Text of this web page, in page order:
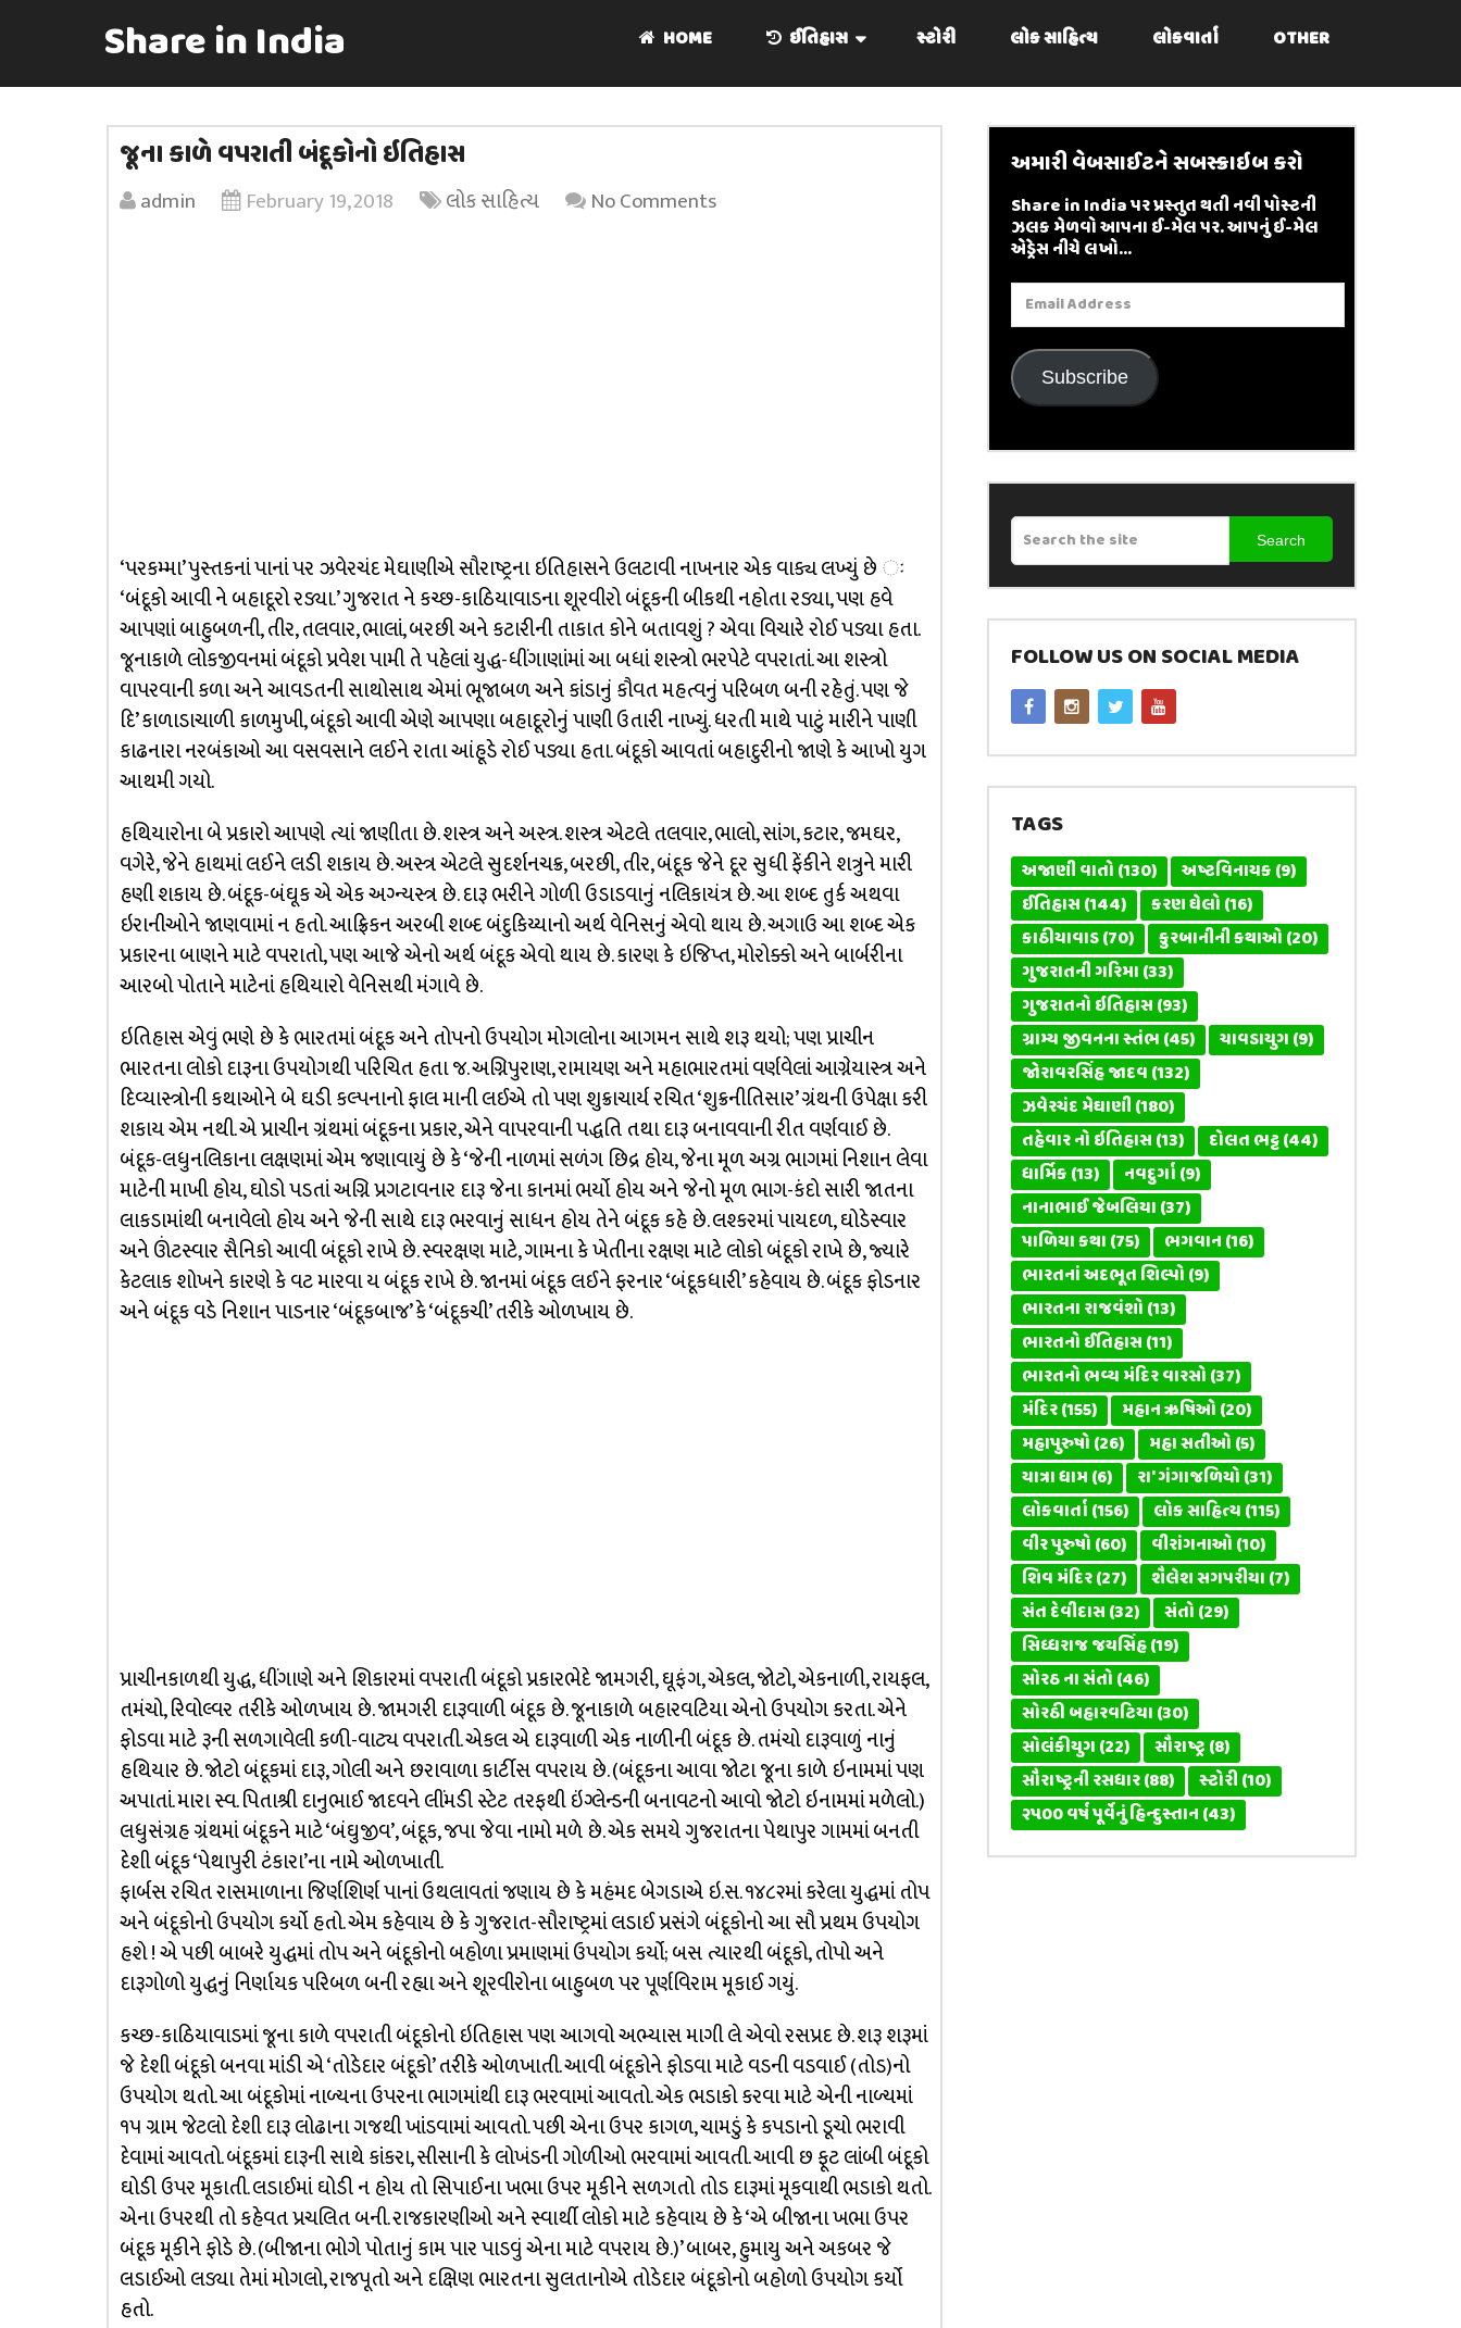
Share in India HOME ઈતિહાસ સ્ટોરી લોક સાહિત્ય લોકવાર્તા OTHER
જૂના કાળે વપરાતી બંદૂકોનો ઇતિહાસ
admin February 19, 2018 લોક સાહિત્ય No Comments
‘પરકમ્મા’ પુસ્તકનાં પાનાં પર ઝવેરચંદ મેઘાણીએ સૌરાષ્ટ્રના ઇતિહાસને ઉલટાવી નાખનાર એક વાક્ય લખ્યું છે ઃ
‘બંદૂકો આવી ને બહાદૂરો રડ્યા.’ ગુજરાત ને કચ્છ-કાઠિયાવાડના શૂરવીરો બંદૂકની બીકથી નહોતા રડ્યા, પણ હવે
આપણાં બાહુબળની, તીર, તલવાર, ભાલાં, બરછી અને કટારીની તાકાત કોને બતાવશું ? એવા વિચારે રોઈ પડ્યા હતા.
જૂનાકાળે લોકજીવનમાં બંદૂકો પ્રવેશ પામી તે પહેલાં યુદ્ધ-ધીંગાણાંમાં આ બધાં શસ્ત્રો ભરપેટે વપરાતાં. આ શસ્ત્રો
વાપરવાની કળા અને આવડતની સાથોસાથ એમાં ભૂજાબળ અને કાંડાનું કૌવત મહત્વનું પરિબળ બની રહેતું. પણ જે
દિ’ કાળાડાચાળી કાળમુખી, બંદૂકો આવી એણે આપણા બહાદૂરોનું પાણી ઉતારી નાખ્યું. ધરતી માથે પાટું મારીને પાણી
કાઢનારા નરબંકાઓ આ વસવસાને લઈને રાતા આંહૂડે રોઈ પડ્યા હતા. બંદૂકો આવતાં બહાદુરીનો જાણે કે આખો યુગ
આથમી ગયો.
હથિયારોના બે પ્રકારો આપણે ત્યાં જાણીતા છે. શસ્ત્ર અને અસ્ત્ર. શસ્ત્ર એટલે તલવાર, ભાલો, સાંગ, કટાર, જમઘર,
વગેરે, જેને હાથમાં લઈને લડી શકાય છે. અસ્ત્ર એટલે સુદર્શનચક્ર, બરછી, તીર, બંદૂક જેને દૂર સુધી ફેંકીને શત્રુને મારી
હણી શકાય છે. બંદૂક-બંઘૂક એ એક અગ્ન્યસ્ત્ર છે. દારૂ ભરીને ગોળી ઉડાડવાનું નલિકાયંત્ર છે. આ શબ્દ તુર્ક અથવા
ઇરાનીઓને જાણવામાં ન હતો. આફ્રિકન અરબી શબ્દ બંદુકિય્યાનો અર્થ વેનિસનું એવો થાય છે. અગાઉ આ શબ્દ એક
પ્રકારના બાણને માટે વપરાતો, પણ આજે એનો અર્થ બંદૂક એવો થાય છે. કારણ કે ઇજિપ્ત, મોરોક્કો અને બાર્બરીના
આરબો પોતાને માટેનાં હથિયારો વેનિસથી મંગાવે છે.
ઇતિહાસ એવું ભણે છે કે ભારતમાં બંદૂક અને તોપનો ઉપયોગ મોગલોના આગમન સાથે શરૂ થયો; પણ પ્રાચીન
ભારતના લોકો દારૂના ઉપયોગથી પરિચિત હતા જ. અગ્નિપુરાણ, રામાયણ અને મહાભારતમાં વર્ણવેલાં આગ્નેયાસ્ત્ર અને
દિવ્યાસ્ત્રોની કથાઓને બે ઘડી કલ્પનાનો ફાલ માની લઈએ તો પણ શુક્રાચાર્ય રચિત ‘શુક્રનીતિસાર’ ગ્રંથની ઉપેક્ષા કરી
શકાય એમ નથી. એ પ્રાચીન ગ્રંથમાં બંદૂકના પ્રકાર, એને વાપરવાની પદ્ધતિ તથા દારૂ બનાવવાની રીત વર્ણવાઈ છે.
બંદૂક-લધુનલિકાના લક્ષણમાં એમ જણાવાયું છે કે ‘જેની નાળમાં સળંગ છિદ્ર હોય, જેના મૂળ અગ્ર ભાગમાં નિશાન લેવા
માટેની માખી હોય, ઘોડો પડતાં અગ્નિ પ્રગટાવનાર દારૂ જેના કાનમાં ભર્યો હોય અને જેનો મૂળ ભાગ-કંદો સારી જાતના
લાકડામાંથી બનાવેલો હોય અને જેની સાથે દારૂ ભરવાનું સાધન હોય તેને બંદૂક કહે છે. લશ્કરમાં પાયદળ, ઘોડેસ્વાર
અને ઊંટસ્વાર સૈનિકો આવી બંદૂકો રાખે છે. સ્વરક્ષણ માટે, ગામના કે ખેતીના રક્ષણ માટે લોકો બંદૂકો રાખે છે, જ્યારે
કેટલાક શોખને કારણે કે વટ મારવા ય બંદૂક રાખે છે. જાનમાં બંદૂક લઈને ફરનાર ‘બંદૂકધારી’ કહેવાય છે. બંદૂક ફોડનાર
અને બંદૂક વડે નિશાન પાડનાર ‘બંદૂકબાજ’ કે ‘બંદૂકચી’ તરીકે ઓળખાય છે.
પ્રાચીનકાળથી યુદ્ધ, ધીંગાણે અને શિકારમાં વપરાતી બંદૂકો પ્રકારભેદે જામગરી, ઘૂફંગ, એકલ, જોટો, એકનાળી, રાયફલ,
તમંચો, રિવોલ્વર તરીકે ઓળખાય છે. જામગરી દારૂવાળી બંદૂક છે. જૂનાકાળે બહારવટિયા એનો ઉપયોગ કરતા. એને
ફોડવા માટે રૂની સળગાવેલી કળી-વાટ્ય વપરાતી. એકલ એ દારૂવાળી એક નાળીની બંદૂક છે. તમંચો દારૂવાળું નાનું
હથિયાર છે. જોટો બંદૂકમાં દારૂ, ગોલી અને છરાવાળા કાર્ટીસ વપરાય છે. (બંદૂકના આવા જોટા જૂના કાળે ઇનામમાં પણ
અપાતાં. મારા સ્વ. પિતાશ્રી દાનુભાઈ જાદવને લીંમડી સ્ટેટ તરફથી ઇંગ્લેન્ડની બનાવટનો આવો જોટો ઇનામમાં મળેલો.)
લધુસંગ્રહ ગ્રંથમાં બંદૂકને માટે ‘બંઘુજીવ’, બંદૂક, જપા જેવા નામો મળે છે. એક સમયે ગુજરાતના પેથાપુર ગામમાં બનતી
દેશી બંદૂક ‘પેથાપુરી ટંકારા’ના નામે ઓળખાતી.
ફાર્બસ રચિત રાસમાળાના જિર્ણશિર્ણ પાનાં ઉથલાવતાં જણાય છે કે મહંમદ બેગડાએ ઇ.સ. ૧૪૮૨માં કરેલા યુદ્ધમાં તોપ
અને બંદૂકોનો ઉપયોગ કર્યો હતો. એમ કહેવાય છે કે ગુજરાત-સૌરાષ્ટ્રમાં લડાઈ પ્રસંગે બંદૂકોનો આ સૌ પ્રથમ ઉપયોગ
હશે ! એ પછી બાબરે યુદ્ધમાં તોપ અને બંદૂકોનો બહોળા પ્રમાણમાં ઉપયોગ કર્યો; બસ ત્યારથી બંદૂકો, તોપો અને
દારૂગોળો યુદ્ધનું નિર્ણાયક પરિબળ બની રહ્યા અને શૂરવીરોના બાહુબળ પર પૂર્ણવિરામ મૂકાઈ ગયું.
કચ્છ-કાઠિયાવાડમાં જૂના કાળે વપરાતી બંદૂકોનો ઇતિહાસ પણ આગવો અભ્યાસ માગી લે એવો રસપ્રદ છે. શરૂ શરૂમાં
જે દેશી બંદૂકો બનવા માંડી એ ‘તોડેદાર બંદૂકો’ તરીકે ઓળખાતી. આવી બંદૂકોને ફોડવા માટે વડની વડવાઈ (તોડ)નો
ઉપયોગ થતો. આ બંદૂકોમાં નાળ્યના ઉપરના ભાગમાંથી દારૂ ભરવામાં આવતો. એક ભડાકો કરવા માટે એની નાળ્યમાં
૧૫ ગ્રામ જેટલો દેશી દારૂ લોઢાના ગજથી ખાંડવામાં આવતો. પછી એના ઉપર કાગળ, ચામડું કે કપડાનો ડૂચો ભરાવી
દેવામાં આવતો. બંદૂકમાં દારૂની સાથે કાંકરા, સીસાની કે લોખંડની ગોળીઓ ભરવામાં આવતી. આવી છ ફૂટ લાંબી બંદૂકો
ઘોડી ઉપર મૂકાતી. લડાઈમાં ઘોડી ન હોય તો સિપાઈના ખભા ઉપર મૂકીને સળગતો તોડ દારૂમાં મૂકવાથી ભડાકો થતો.
એના ઉપરથી તો કહેવત પ્રચલિત બની. રાજકારણીઓ અને સ્વાર્થી લોકો માટે કહેવાય છે કે ‘એ બીજાના ખભા ઉપર
બંદૂક મૂકીને ફોડે છે. (બીજાના ભોગે પોતાનું કામ પાર પાડવું એના માટે વપરાય છે.)’ બાબર, હુમાયુ અને અકબર જે
લડાઈઓ લડ્યા તેમાં મોગલો, રાજપૂતો અને દક્ષિણ ભારતના સુલતાનોએ તોડેદાર બંદૂકોનો બહોળો ઉપયોગ કર્યો
હતો.
અમારી વેબસાઈટને સબસ્ક્રાઇબ કરો
Share in India પર પ્રસ્તુત થતી નવી પોસ્ટની
ઝલક મેળવો આપના ઈ-મેલ પર. આપનું ઈ-મેલ
એડ્રેસ નીચે લખો...
Email
Address
Subscribe
Search
FOLLOW US ON SOCIAL MEDIA
TAGS
અજાણી વાતો(130) અષ્ટવિનાયક(9)
ઈતિહાસ(144) કરણ ઘેલો(16)
કાઠીયાવાડ(70) કુરબાનીની કથાઓ(20)
ગુજરાતની ગરિમા(33)
ગુજરાતનો ઇતિહાસ(93)
ગ્રામ્ય જીવનના સ્તંભ(45) ચાવડાયુગ(9)
જોરાવરસિંહ જાદવ(132)
ઝવેરચંદ મેઘાણી(180)
તહેવાર નો ઇતિહાસ(13) દોલત ભટ્ટ(44)
ધાર્મિક(13) નવદુર્ગા(9)
નાનાભાઈ જેબલિયા(37)
પાળિયા કથા(75) ભગવાન(16)
ભારતનાં અદભૂત શિલ્પો(9)
ભારતના રાજવંશો(13)
ભારતનો ઈતિહાસ(11)
ભારતનો ભવ્ય મંદિર વારસો(37)
મંદિર(155) મહાન ઋષિઓ(20)
મહાપુરુષો(26) મહા સતીઓ(5)
યાત્રા ધામ(6) રા' ગંગાજળિયો(31)
લોકવાર્તા(156) લોક સાહિત્ય(115)
વીર પુરુષો(60) વીરાંગનાઓ(10)
શિવ મંદિર(27) શૈલેશ સગપરીયા(7)
સંત દેવીદાસ(32) સંતો(29)
સિધ્ધરાજ જયસિંહ(19)
સોરઠ ના સંતો(46)
સોરઠી બહારવટિયા(30)
સોલંકીયુગ(22) સૌરાષ્ટ્ર(8)
સૌરાષ્ટ્રની રસધાર(88) સ્ટોરી(10)
૨૫૦૦ વર્ષ પૂર્વેનું હિન્દુસ્તાન(43)